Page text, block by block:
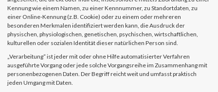
Kennung wie einem Namen, zu einer Kennnummer, zu Standortdaten, zu
einer Online-Kennung (z.B. Cookie) oder zu einem oder mehreren
besonderen Merkmalen identifiziert werden kann, die Ausdruck der
physischen, physiologischen, genetischen, psychischen, wirtschaftlichen,
kulturellen oder sozialen Identität dieser natürlichen Person sind.
„Verarbeitung“ ist jeder mit oder ohne Hilfe automatisierter Verfahren
ausgeführte Vorgang oder jede solche Vorgangsreihe im Zusammenhang mit
personenbezogenen Daten. Der Begriff reicht weit und umfasst praktisch
jeden Umgang mit Daten.